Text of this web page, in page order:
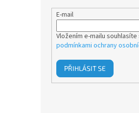
E-mail
Vložením e-mailu souhlasíte
podmínkami ochrany
PŘIHLÁSIT SE